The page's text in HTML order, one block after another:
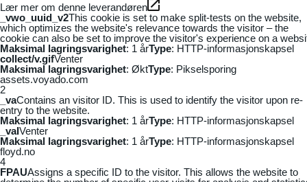
Lær mer om denne leverandøren
_vwo_uuid_v2This cookie is set to make split-tests on the website,
which optimizes the website's relevance towards the visitor – the
cookie can also be set to improve the visitor's experience on a
Maksimal lagringsvarighet: 1 årType: HTTP-informasjonskapsel
collect/v.gifVenter
Maksimal lagringsvarighet: ØktType: Pikselsporing
assets.voyado.com
2
_vaContains an visitor ID. This is used to identify the visitor upon re-
entry to the website.
Maksimal lagringsvarighet: 1 årType: HTTP-informasjonskapsel
_vaIVenter
Maksimal lagringsvarighet: 1 årType: HTTP-informasjonskapsel
floyd.no
4
FPAUAssigns a specific ID to the visitor. This allows the website to